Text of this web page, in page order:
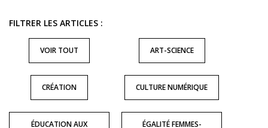
FILTRER LES ARTICLES :
VOIR TOUT ART-SCIENCE
CRÉATION CULTURE NUMÉRIQUE
ÉDUCATION AUX
ÉGALITÉ FEMMES-